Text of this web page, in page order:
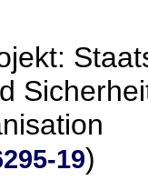
19)